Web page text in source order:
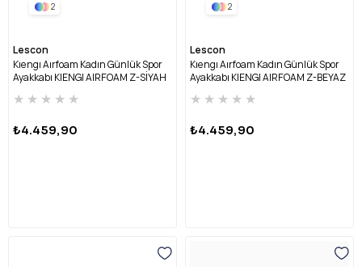
2
Lescon
Kıengı Aırfoam Kadın Günlük Spor
Ayakkabı KIENGI AIRFOAM Z-SİYAH
★ ★ ★ ★ ★
₺4.459,90
2
Lescon
Kıengı Aırfoam Kadın Günlük Spor
Ayakkabı KIENGI AIRFOAM Z-BEYAZ
★ ★ ★ ★ ★
₺4.459,90